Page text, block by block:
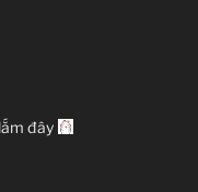
đây